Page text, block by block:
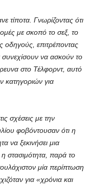
τίποτα. Γνωρίζοντας ότι
με σκοπό το σεξ, το
οδηγούς, επιτρέποντας
να ασκούν το
στο Τέλφορντ, αυτό
κατηγοριών για
σχέσεις με την
φοβόντουσαν ότι η
να ξεκινήσει μια
στασιμότητα, παρά το
μία περίπτωση
για «χρόνια και